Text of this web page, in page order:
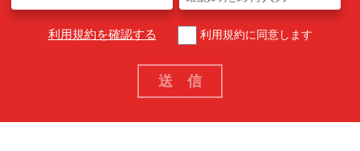
利用規約を確認する 利用規約に同意します